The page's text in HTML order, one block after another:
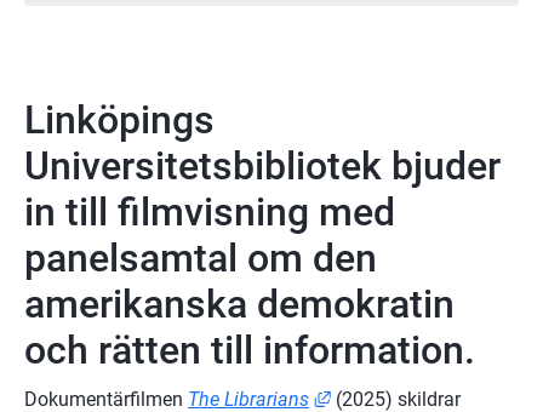
Linköpings
Universitetsbibliotek bjuder
in till filmvisning med
panelsamtal om den
amerikanska demokratin
och rätten till information.
Dokumentärfilmen The Librarians Länk till annan
(2025) skildrar